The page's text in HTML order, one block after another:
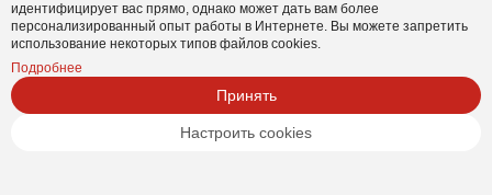
идентифицирует вас прямо, однако может дать вам более
персонализированный опыт работы в Интернете. Вы можете запретить
использование некоторых типов файлов cookies.
Подробнее
Принять
Настроить cookies